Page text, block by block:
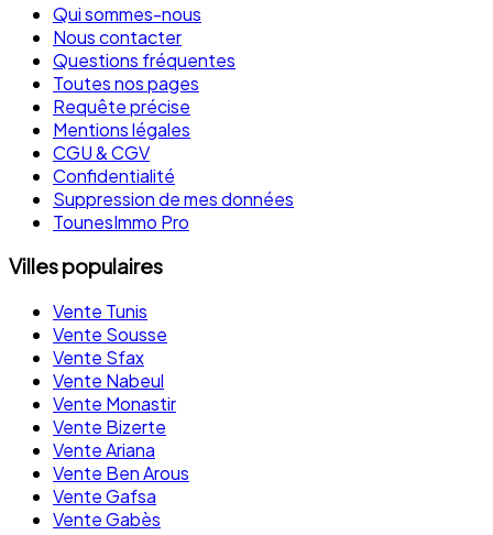
Qui sommes-nous
Nous contacter
Questions fréquentes
Toutes nos pages
Requête précise
Mentions légales
CGU & CGV
Confidentialité
Suppression de mes données
TounesImmo Pro
Villes populaires
Vente Tunis
Vente Sousse
Vente Sfax
Vente Nabeul
Vente Monastir
Vente Bizerte
Vente Ariana
Vente Ben Arous
Vente Gafsa
Vente Gabès